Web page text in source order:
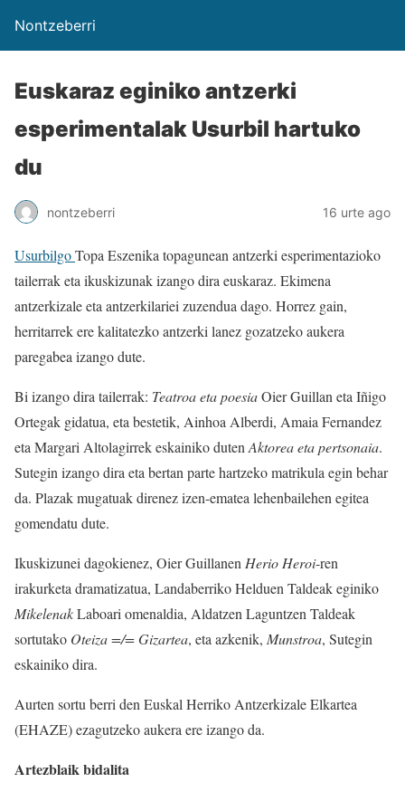
Nontzeberri
Euskaraz eginiko antzerki
esperimentalak Usurbil hartuko
du
nontzeberri 16 urte ago
UsurbilgoTopa Eszenika topagunean antzerki esperimentazioko
tailerrak eta ikuskizunak izango dira euskaraz. Ekimena
antzerkizale eta antzerkilariei zuzendua dago. Horrez gain,
herritarrek ere kalitatezko antzerki lanez gozatzeko aukera
paregabea izango dute.
Bi izango dira tailerrak: Teatroa eta poesiaOier Guillan eta Iñigo
Ortegak gidatua, eta bestetik, Ainhoa Alberdi, Amaia Fernandez
eta Margari Altolagirrek eskainiko duten Aktorea eta pertsonaia.
Sutegin izango dira eta bertan parte hartzeko matrikula egin behar
da. Plazak mugatuak direnez izen-ematea lehenbailehen egitea
gomendatu dute.
Ikuskizunei dagokienez, Oier Guillanen Herio Heroi-ren
irakurketa dramatizatua, Landaberriko Helduen Taldeak eginiko
MikelenakLaboari omenaldia, Aldatzen Laguntzen Taldeak
sortutako Oteiza =/= Gizartea, eta azkenik, Munstroa, Sutegin
eskainiko dira.
Aurten sortu berri den Euskal Herriko Antzerkizale Elkartea
(EHAZE) ezagutzeko aukera ere izango da.
Artezblaik bidalita